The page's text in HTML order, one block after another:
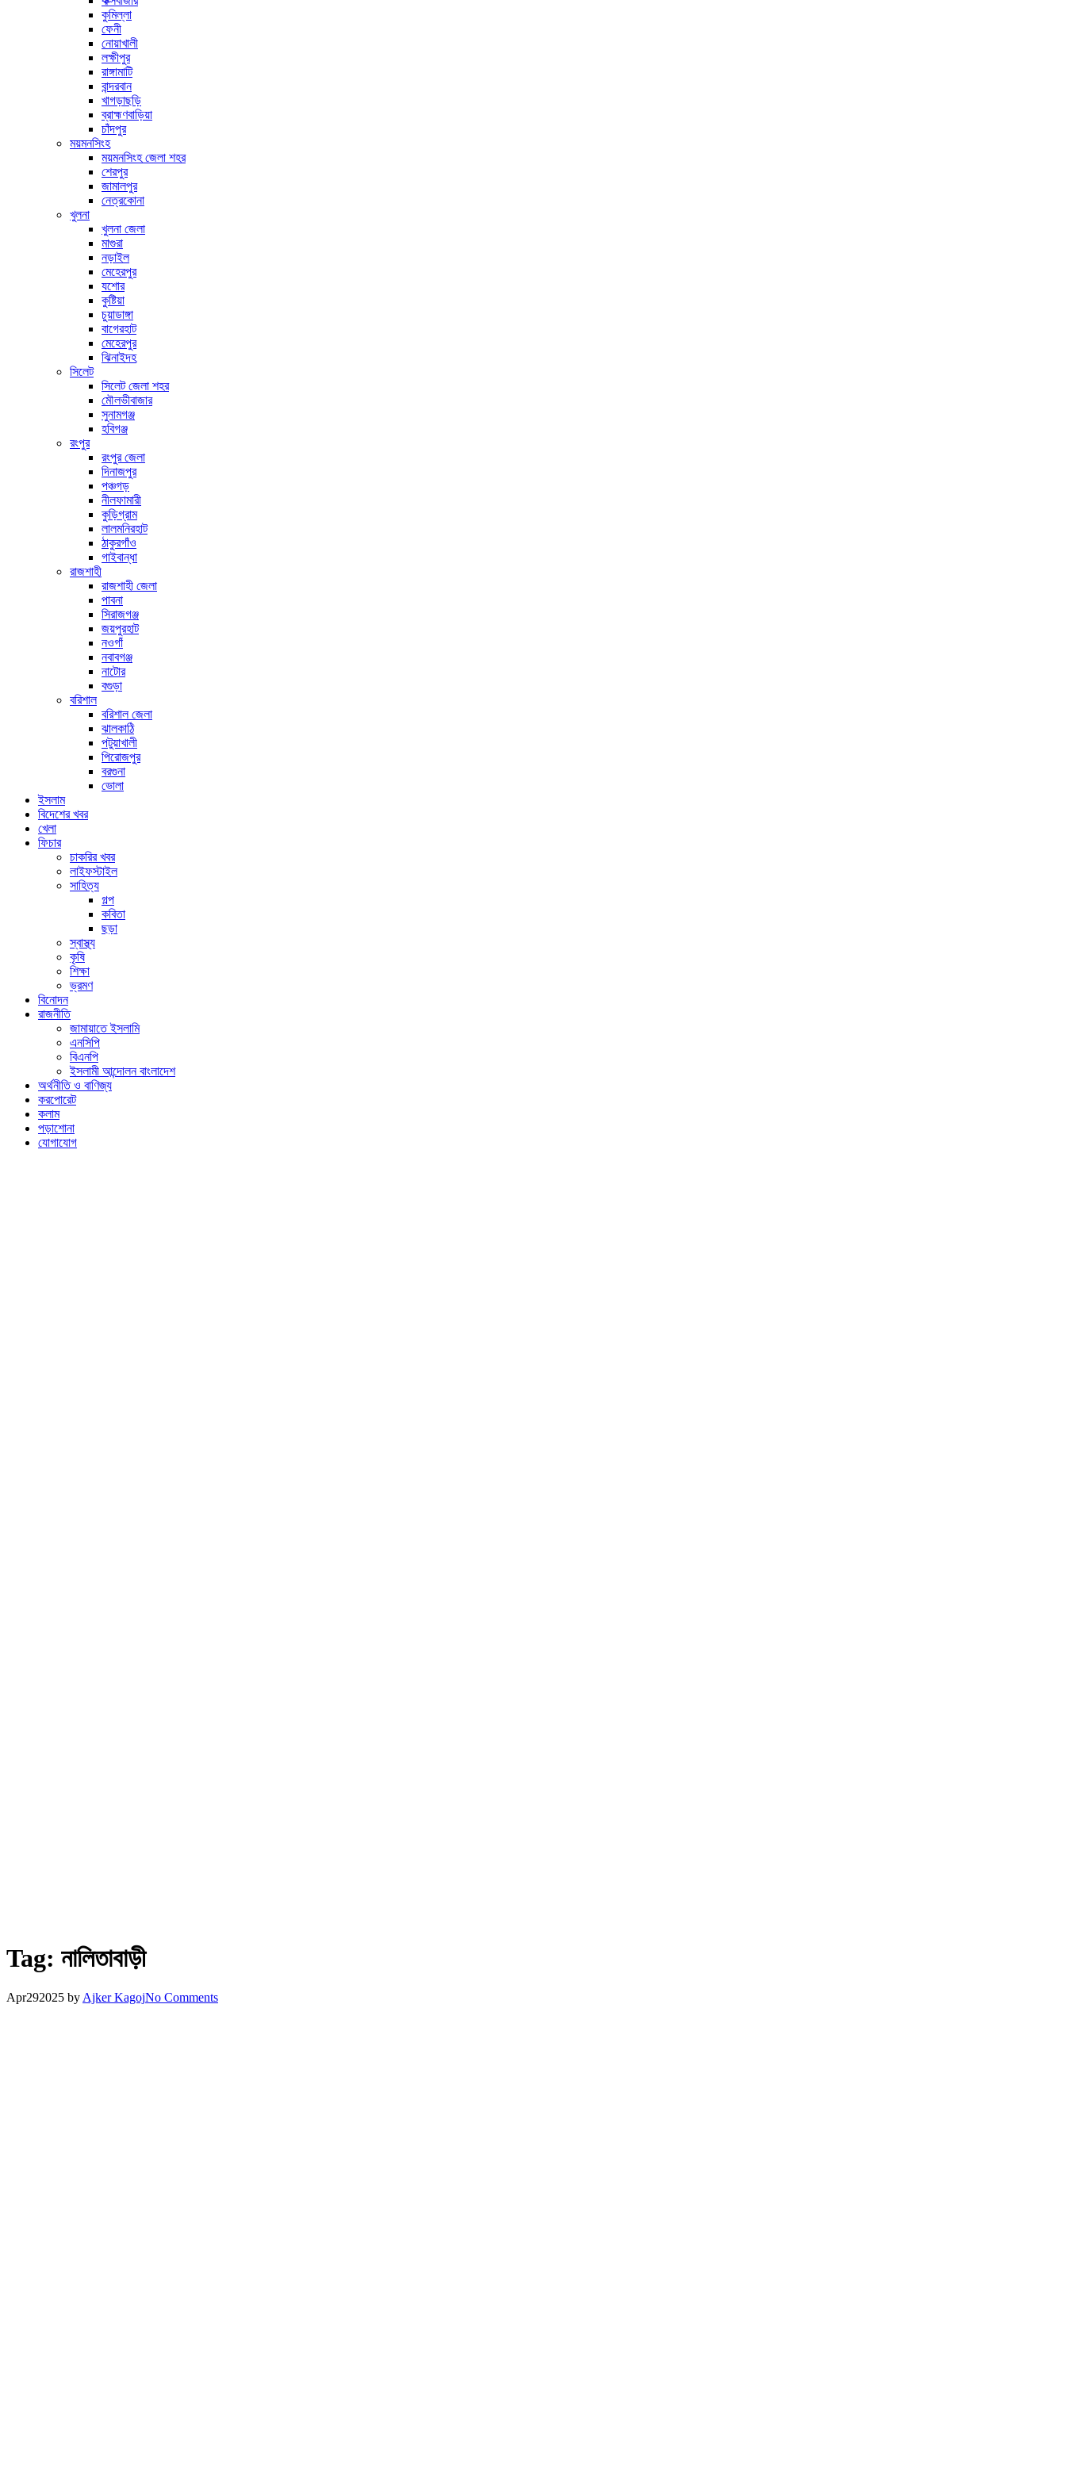
কুমিল্লা
ফেনী
নোয়াখালী
লক্ষীপুর
রাঙ্গামাটি
বান্দরবান
খাগড়াছড়ি
ব্রাহ্মণবাড়িয়া
চাঁদপুর
ময়মনসিংহ
ময়মনসিংহ জেলা শহর
শেরপুর
জামালপুর
নেত্রকোনা
খুলনা
খুলনা জেলা
মাগুরা
নড়াইল
মেহেরপুর
যশোর
কুষ্টিয়া
চুয়াডাঙ্গা
বাগেরহাট
মেহেরপুর
ঝিনাইদহ
সিলেট
সিলেট জেলা শহর
মৌলভীবাজার
সুনামগঞ্জ
হবিগঞ্জ
রংপুর
রংপুর জেলা
দিনাজপুর
পঞ্চগড়
নীলফামারী
কুড়িগ্রাম
লালমনিরহাট
ঠাকুরগাঁও
গাইবান্ধা
রাজশাহী
রাজশাহী জেলা
পাবনা
সিরাজগঞ্জ
জয়পুরহাট
নওগাঁ
নবাবগঞ্জ
নাটোর
বগুড়া
বরিশাল
বরিশাল জেলা
ঝালকাঠি
পটুয়াখালী
পিরোজপুর
বরগুনা
ভোলা
ইসলাম
বিদেশের খবর
খেলা
ফিচার
চাকরির খবর
লাইফস্টাইল
সাহিত্য
গল্প
কবিতা
ছড়া
স্বাস্থ্য
কৃষি
শিক্ষা
ভ্রমণ
বিনোদন
রাজনীতি
জামায়াতে ইসলামি
এনসিপি
বিএনপি
ইসলামী আন্দোলন বাংলাদেশ
অর্থনীতি ও বাণিজ্য
করপোরেট
কলাম
পড়াশোনা
যোগাযোগ
Tag: নালিতাবাড়ী
Apr292025 by Ajker KagojNo Comments